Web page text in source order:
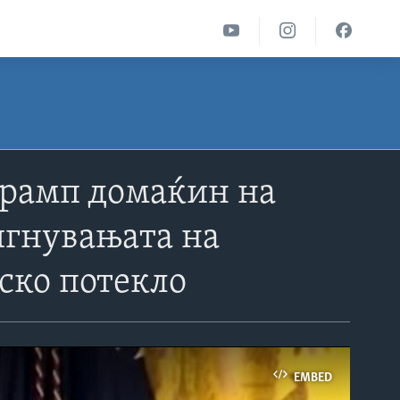
домаќин на
на
потекло
EMBED